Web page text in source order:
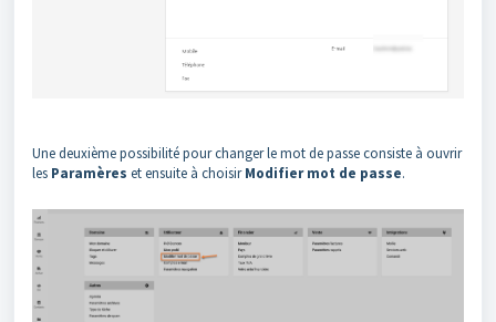
Une deuxième possibilité pour changer le mot de passe consiste à ouvrir
les Paramères et ensuite à choisirModifier mot de passe.